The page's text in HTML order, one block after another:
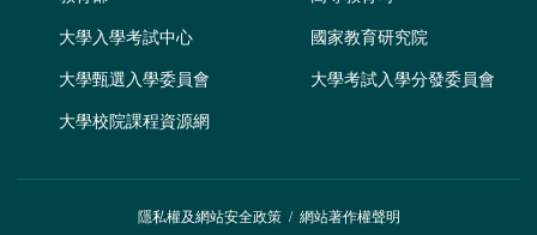
大學入學考試中心 國家教育研究院
大學甄選入學委員會 大學考試入學分發委員會
大學校院課程資源網
隱私權及網站安全政策/ 網站著作權聲明